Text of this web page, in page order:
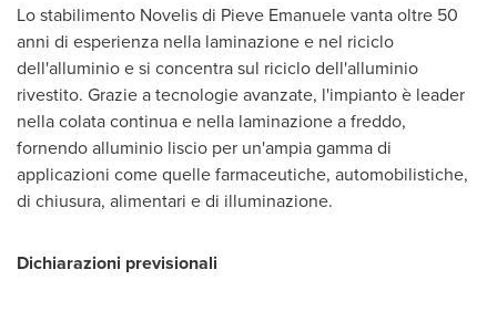
Lo stabilimento Novelis di Pieve Emanuele vanta oltre 50
anni di esperienza nella laminazione e nel riciclo
dell'alluminio e si concentra sul riciclo dell'alluminio
rivestito. Grazie a tecnologie avanzate, l'impianto è leader
nella colata continua e nella laminazione a freddo,
fornendo alluminio liscio per un'ampia gamma di
applicazioni come quelle farmaceutiche, automobilistiche,
di chiusura, alimentari e di illuminazione.
Dichiarazioni previsionali